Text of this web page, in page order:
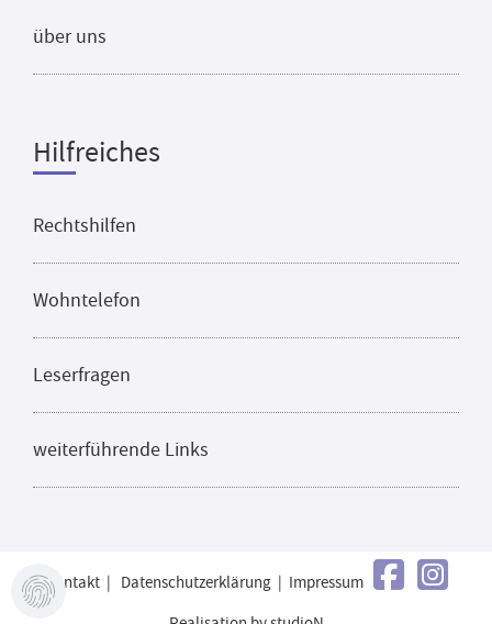
über uns
Hilfreiches
Rechtshilfen
Wohntelefon
Leserfragen
weiterführende Links
Kontakt| Datenschutzerklärung| Impressum